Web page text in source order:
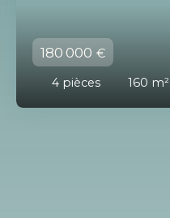
180 000 €
4 pièces 160 m²